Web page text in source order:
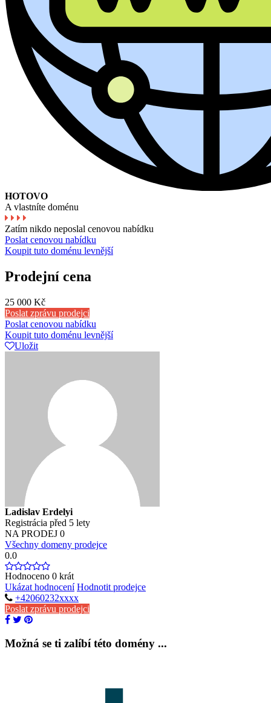
HOTOVO
A vlastníte doménu
Zatím nikdo neposlal cenovou nabídku
Poslat cenovou nabídku
Koupit tuto doménu levnější
Prodejní cena
25 000 Kč
Poslat zprávu prodejci
Poslat cenovou nabídku
Koupit tuto doménu levnější
Uložit
Ladislav Erdelyi
Registrácia před 5 lety
NA PRODEJ 0
Všechny domeny prodejce
0.0
Hodnoceno 0 krát
Ukázat hodnocení Hodnotit prodejce
+42060232xxxx
Poslat zprávu prodejci
Možná se ti zalíbí této domény ...